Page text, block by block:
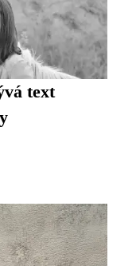
text